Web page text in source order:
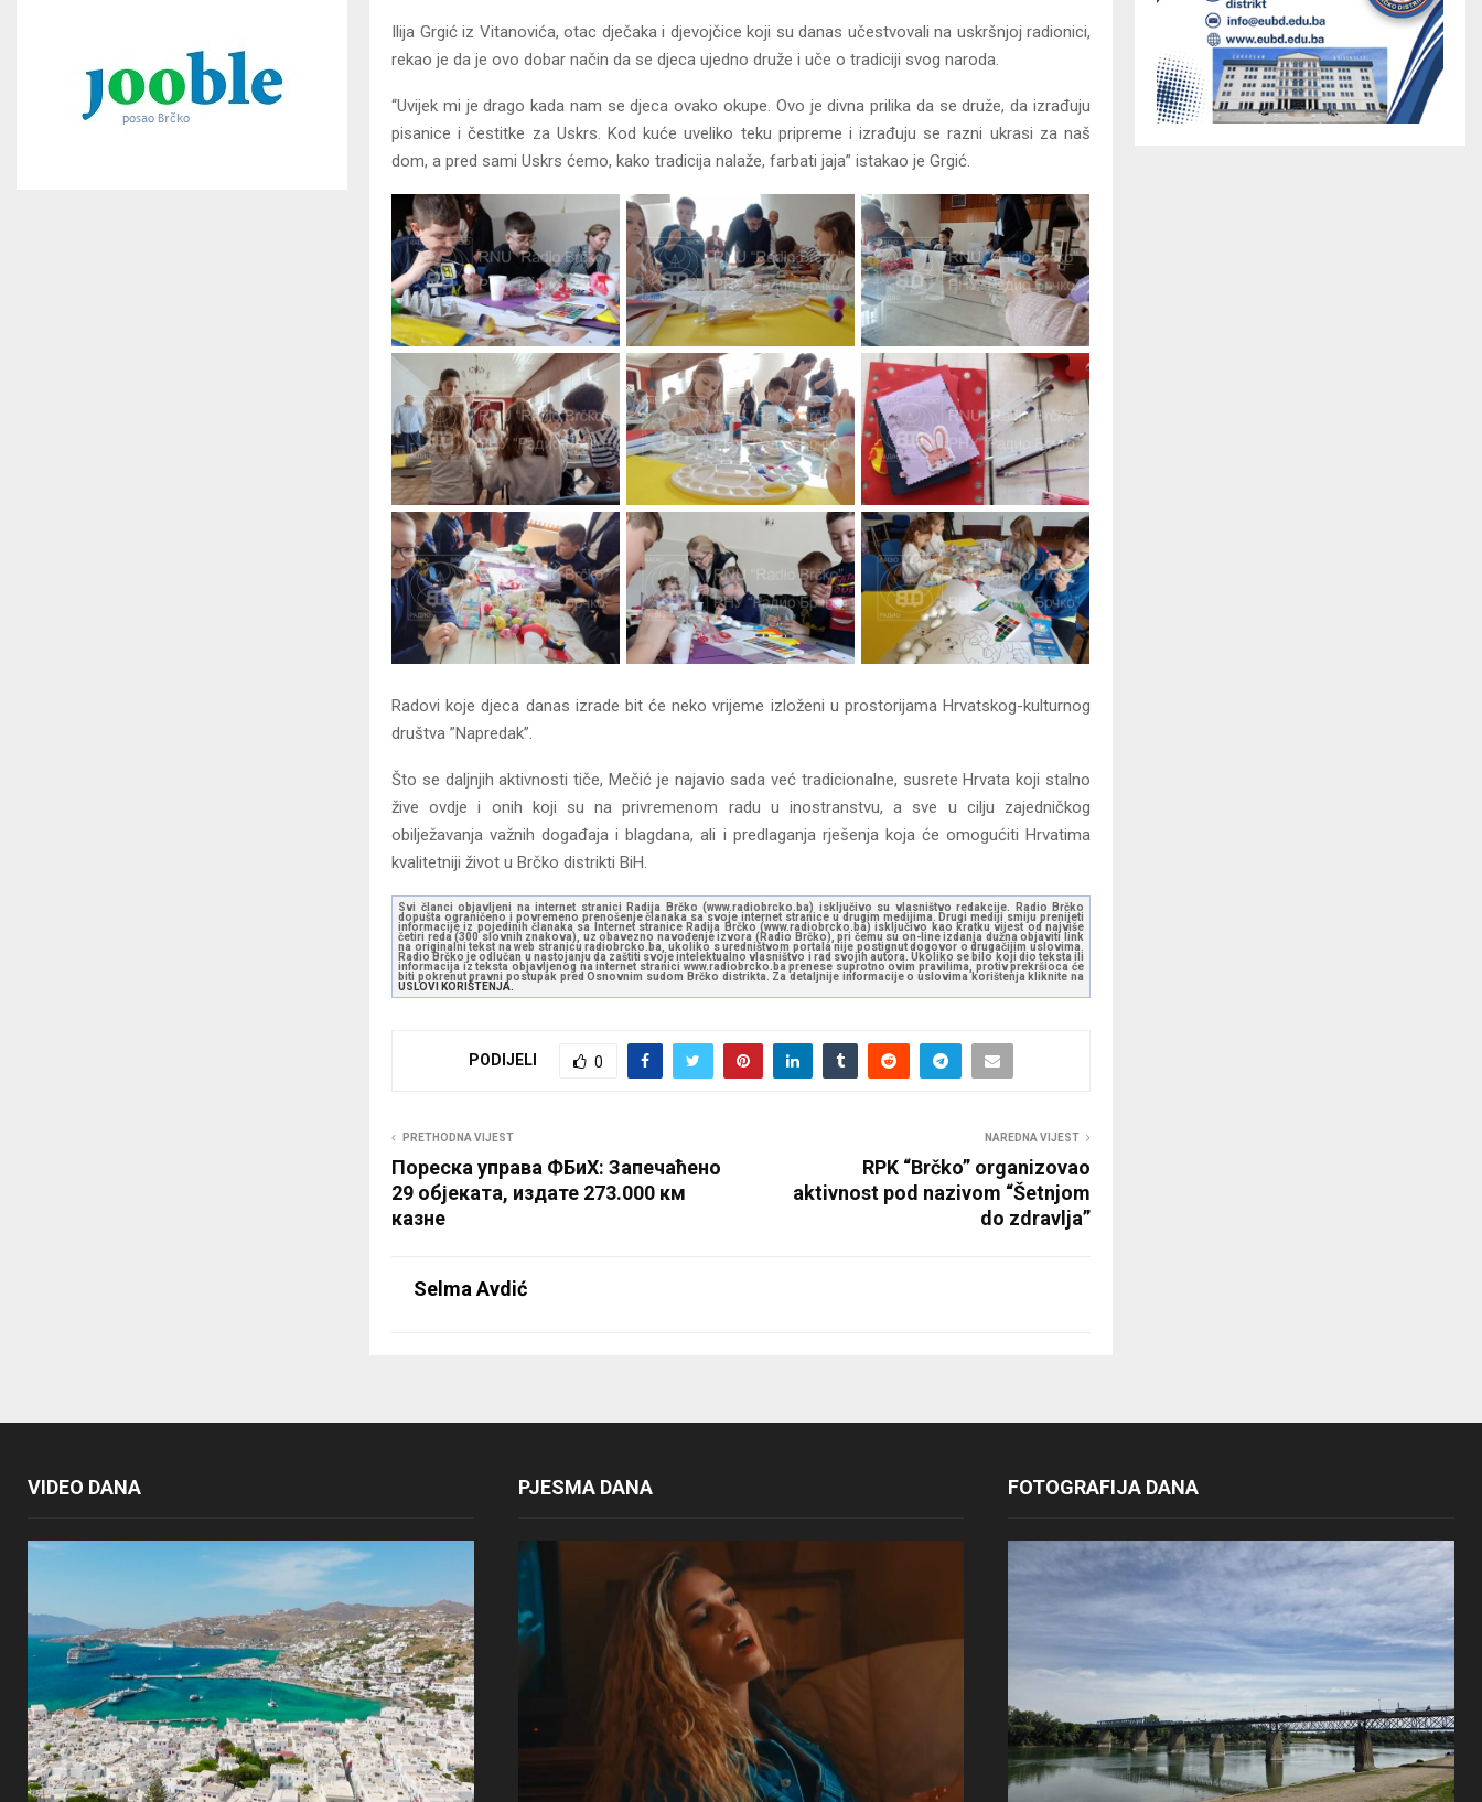
Ilija Grgić iz Vitanovića, otac dječaka i djevojčice koji su danas učestvovali na uskršnjoj radionici,
rekao je da je ovo dobar način da se djeca ujedno druže i uče o tradiciji svog naroda.
“Uvijek mi je drago kada nam se djeca ovako okupe. Ovo je divna prilika da se druže, da izrađuju
pisanice i čestitke za Uskrs. Kod kuće uveliko teku pripreme i izrađuju se razni ukrasi za naš
dom, a pred sami Uskrs ćemo, kako tradicija nalaže, farbati jaja” istakao je Grgić.
Radovi koje djeca danas izrade bit će neko vrijeme izloženi u prostorijama Hrvatskog-kulturnog
društva ”Napredak”.
Što se daljnjih aktivnosti tiče, Mečić je najavio sada već tradicionalne, susrete Hrvata koji stalno
žive ovdje i onih koji su na privremenom radu u inostranstvu, a sve u cilju zajedničkog
obilježavanja važnih događaja i blagdana, ali i predlaganja rješenja koja će omogućiti Hrvatima
kvalitetniji život u Brčko distrikti BiH.
Svi članci objavljeni na internet stranici Radija Brčko (www.radiobrcko.ba) isključivo su vlasništvo redakcije. Radio Brčko
dopušta ograničeno i povremeno prenošenje članaka sa svoje internet stranice u drugim medijima. Drugi mediji smiju prenijeti
informacije iz pojedinih članaka sa Internet stranice Radija Brčko (www.radiobrcko.ba) isključivo kao kratku vijest od najviše
četiri reda (300 slovnih znakova), uz obavezno navođenje izvora (Radio Brčko), pri čemu su on-line izdanja dužna objaviti link
na originalni tekst na web stranicu radiobrcko.ba, ukoliko s uredništvom portala nije postignut dogovor o drugačijim uslovima.
Radio Brčko je odlučan u nastojanju da zaštiti svoje intelektualno vlasništvo i rad svojih autora. Ukoliko se bilo koji dio teksta ili
informacija iz teksta objavljenog na internet stranici www.radiobrcko.ba prenese suprotno ovim pravilima, protiv prekršioca će
biti pokrenut pravni postupak pred Osnovnim sudom Brčko distrikta. Za detaljnije informacije o uslovima korištenja kliknite na
USLOVI KORIŠTENJA.
PODIJELI 0
PRETHODNA VIJEST
Пореска управа ФБиХ: Запечаћено
29 објеката, издате 273.000 км
казне
NAREDNA VIJEST
RPK “Brčko” organizovao
aktivnost pod nazivom “Šetnjom
do zdravlja”
Selma Avdić
VIDEO DANA PJESMA DANA FOTOGRAFIJA DANA